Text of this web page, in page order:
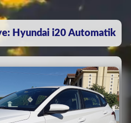
Hyundai i20 Automatik